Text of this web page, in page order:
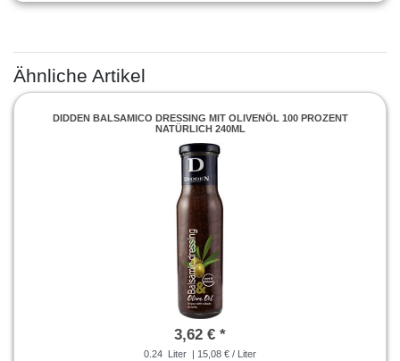
Ähnliche Artikel
DIDDEN BALSAMICO DRESSING MIT OLIVENÖL 100 PROZENT
NATÜRLICH 240ML
3,62 € *
0.24 Liter | 15,08 € / Liter